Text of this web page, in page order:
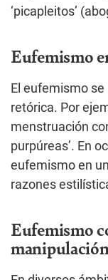
‘picapleitos’
Eufemismo
El eufemismo
retórica. Por
menstruación
purpúreas’. En
eufemismo en
razones
Eufemismo